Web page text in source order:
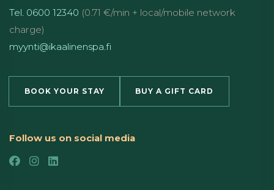
Tel. 0600 12340 (0.71 €/min + local/mobile network
charge)
myynti@ikaalinenspa.fi
BOOK YOUR STAY BUY A GIFT CARD
Follow us on social media